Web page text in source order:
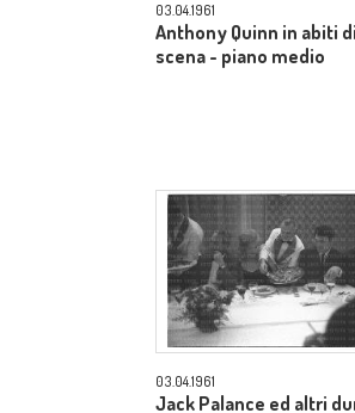
03.04.1961
Anthony Quinn in abiti di
scena - piano medio
03.04.1961
Jack Palance ed altri